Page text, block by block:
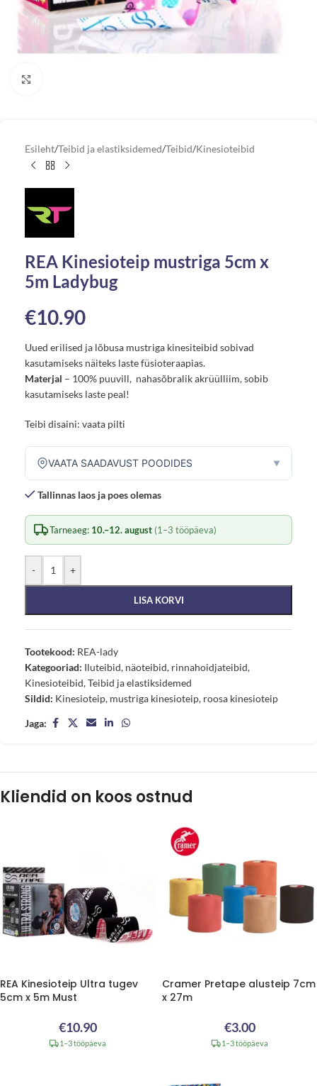
Esileht/Teibid ja elastiksidemed/Teibid/Kinesioteibid
REA Kinesioteip mustriga 5cm x
5m Ladybug
€10.90
Uued erilised ja lõbusa mustriga kinesiteibid sobivad
kasutamiseks näiteks laste füsioteraapias.
Materjal – 100% puuvill, nahasõbralik akrüülliim, sobib
kasutamiseks laste peal!
Teibi disaini: vaata pilti
VAATA SAADAVUST POODIDES ▼
Tallinnas laos ja poes olemas
Tarneaeg: 10.–12. august (1–3 tööpäeva)
- +
LISA KORVI
Tootekood: REA-lady
Kategooriad: Iluteibid, näoteibid, rinnahoidjateibid,
Kinesioteibid,Teibid ja elastiksidemed
Sildid: Kinesioteip, mustriga kinesioteip, roosa kinesioteip
Jaga:
Kliendid on koos ostnud
REA Kinesioteip Ultra tugev
5cm x 5m Must
€10.90
1–3 tööpäeva
Cramer Pretape alusteip 7cm
x 27m
€3.00
1–3 tööpäeva